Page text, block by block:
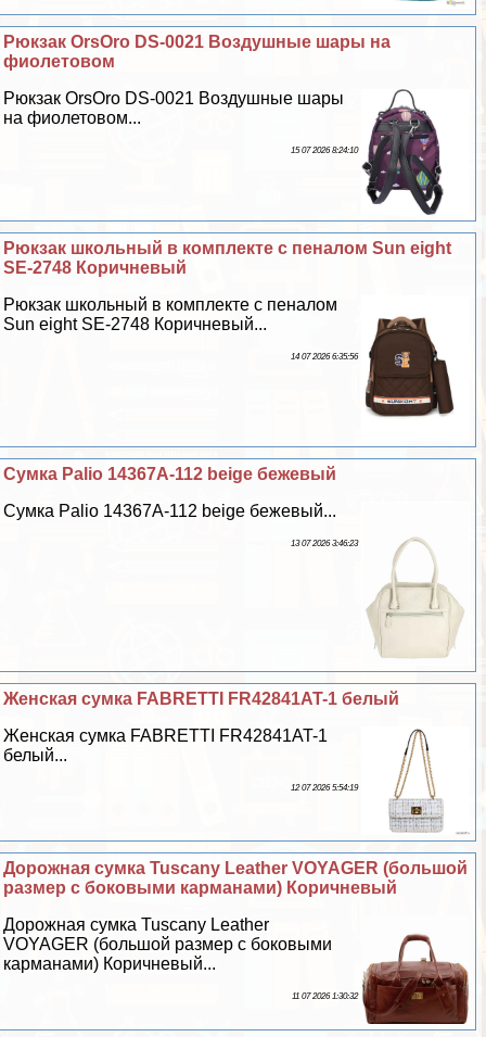
Рюкзак OrsOro DS-0021 Воздушные шары на
фиолетовом
Рюкзак OrsOro DS-0021 Воздушные шары
на фиолетовом...
15 07 2026 8:24:10
Рюкзак школьный в комплекте с пеналом Sun eight
SE-2748 Коричневый
Рюкзак школьный в комплекте с пеналом
Sun eight SE-2748 Коричневый...
14 07 2026 6:35:56
Сумка Palio 14367A-112 beige бежевый
Сумка Palio 14367A-112 beige бежевый...
13 07 2026 3:46:23
Женская сумка FABRETTI FR42841AT-1 белый
Женская сумка FABRETTI FR42841AT-1
белый...
12 07 2026 5:54:19
Дорожная сумка Tuscany Leather VOYAGER (большой
размер с боковыми карманами) Коричневый
Дорожная сумка Tuscany Leather
VOYAGER (большой размер с боковыми
карманами) Коричневый...
11 07 2026 1:30:32